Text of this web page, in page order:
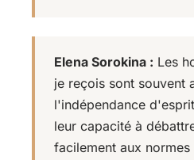
Elena Sorokina : Les
je reçois sont souvent
l'indépendance
leur capacité à
facilement aux